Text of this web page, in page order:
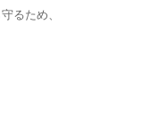
るため、